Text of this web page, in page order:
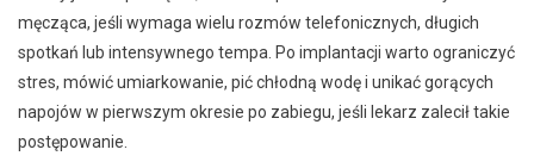
męcząca, jeśli wymaga wielu rozmów telefonicznych, długich
spotkań lub intensywnego tempa. Po implantacji warto ograniczyć
stres, mówić umiarkowanie, pić chłodną wodę i unikać gorących
napojów w pierwszym okresie po zabiegu, jeśli lekarz zalecił takie
postępowanie.